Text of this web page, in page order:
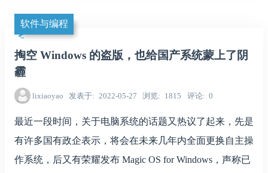
软件与编程
掏空 Windows 的盗版，也给国产系统蒙上了阴
霾
lixiaoyao 发表于 2022-05-27 浏览 1815 评论 0
最近一段时间，关于电脑系统的话题又热议了起来，先是
有许多国有政企表示，将会在未来几年内全面更换自主操
作系统，后又有荣耀发布 Magic OS for Windows，声称已